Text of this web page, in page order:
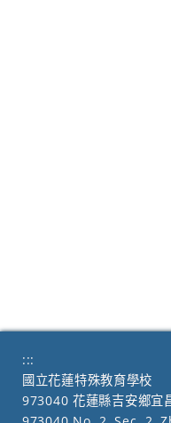
:::
國立花蓮特殊教育學校
973040 花蓮縣吉安鄉宜